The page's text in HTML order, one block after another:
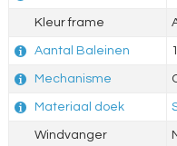
Kleur frame
Aantal Baleinen
Mechanisme
Materiaal doek
Windvanger